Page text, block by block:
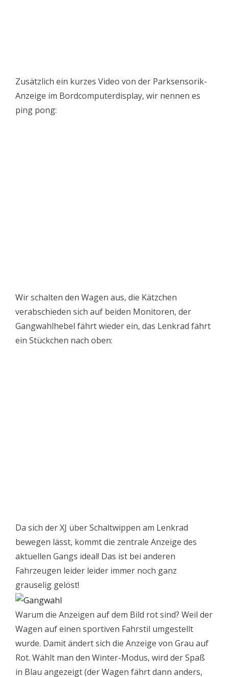
Zusätzlich ein kurzes Video von der Parksensorik-
Anzeige im Bordcomputerdisplay, wir nennen es
ping pong:
Wir schalten den Wagen aus, die Kätzchen
verabschieden sich auf beiden Monitoren, der
Gangwahlhebel fährt wieder ein, das Lenkrad fährt
ein Stückchen nach oben:
Da sich der XJ über Schaltwippen am Lenkrad
bewegen lässt, kommt die zentrale Anzeige des
aktuellen Gangs ideal! Das ist bei anderen
Fahrzeugen leider leider immer noch ganz
grauselig gelöst!
Warum die Anzeigen auf dem Bild rot sind? Weil der
Wagen auf einen sportiven Fahrstil umgestellt
wurde. Damit ändert sich die Anzeige von Grau auf
Rot. Wählt man den Winter-Modus, wird der Spaß
in Blau angezeigt (der Wagen fährt dann anders,